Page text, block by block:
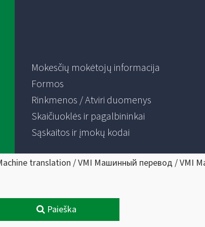
Mokesčių mokėtojų informacija
Formos
Rinkmenos / Atviri duomenys
Skaičiuoklės ir pagalbininkai
Sąskaitos ir įmokų kodai
translation / VMI Машинный перевод / VMI
Paieška